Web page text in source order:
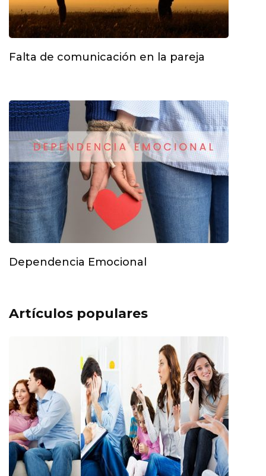
Falta de comunicación en la pareja
Dependencia Emocional
Artículos populares